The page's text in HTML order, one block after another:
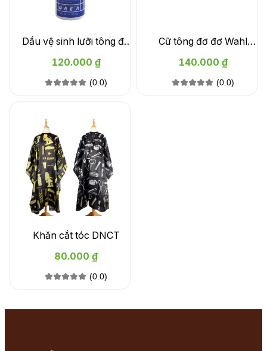
Dầu vệ sinh lưỡi tông đơ
03310-1102
120.000 ₫
(0.0)
Cữ tông đơ đơ Wahl
1.5mm chính hãng
140.000 ₫
(0.0)
Khăn cắt tóc DNCT
80.000 ₫
(0.0)